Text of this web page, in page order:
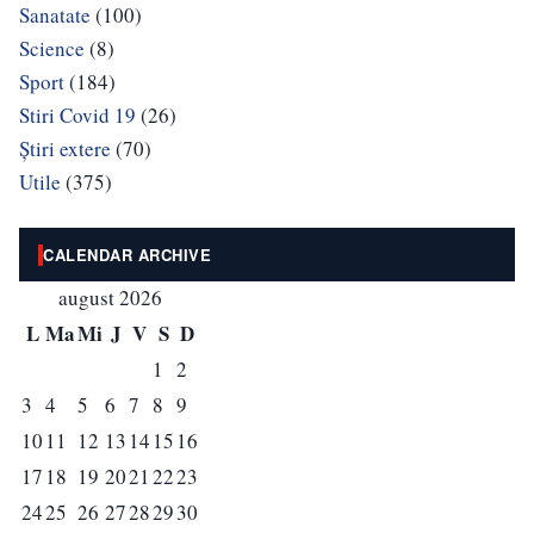
Sanatate (100)
Science (8)
Sport(184)
Stiri Covid 19 (26)
Știri extere (70)
Utile (375)
CALENDAR ARCHIVE
august 2026
L MaMi J V S D
1 2
3 4 5 6 7 8 9
10 11 12 13 14 15 16
17 18 19 20212223
2425 26 27282930